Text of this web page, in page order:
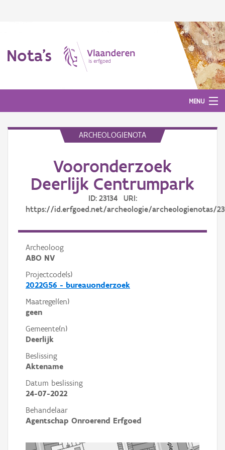
Nota's
MENU
ARCHEOLOGIENOTA
Vooronderzoek
Deerlijk Centrumpark
ID: 23134 URI:
https://id.erfgoed.net/archeologie/archeologienotas/
Archeoloog
ABO NV
Projectcode(s)
2022G56 - bureauonderzoek
Maatregel(en)
geen
Gemeente(n)
Deerlijk
Beslissing
Aktename
Datum beslissing
24-07-2022
Behandelaar
Agentschap Onroerend Erfgoed